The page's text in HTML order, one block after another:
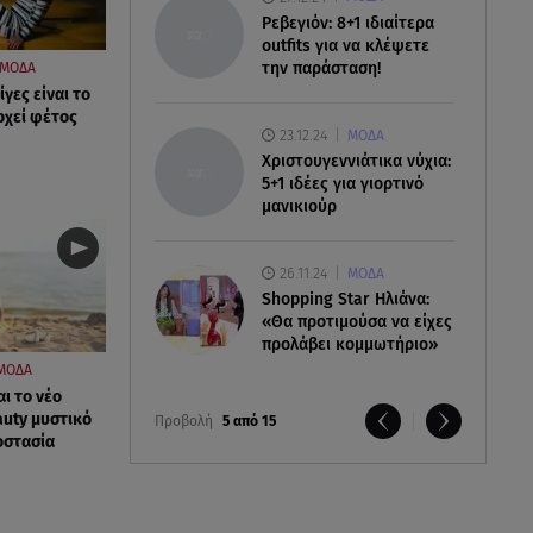
Ρεβεγιόν: 8+1 ιδιαίτερα
outfits για να κλέψετε
την παράσταση!
23.12.24 ΜΟΔΑ
Χριστουγεννιάτικα νύχια:
5+1 ιδέες για γιορτινό
μανικιούρ
26.11.24 ΜΟΔΑ
Shopping Star Ηλιάνα:
«Θα προτιμούσα να είχες
προλάβει κομμωτήριο»
Προβολή 5 από 15
ΜΟΔΑ
είναι το
φέτος
το νέο
μυστικό